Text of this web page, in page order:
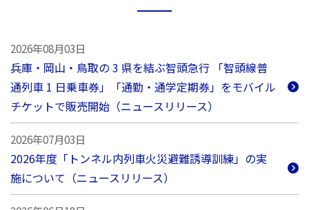
2026年08月03日
兵庫‧岡⼭‧⿃取の 3 県を結ぶ智頭急⾏ 「智頭線普
通列⾞ 1 ⽇乗⾞券」「通勤‧通学定期券」をモバイル
チケットで販売開始（ニュースリリース）
2026年07月03日
2026年度「トンネル内列車火災避難誘導訓練」の実
施について（ニュースリリース）